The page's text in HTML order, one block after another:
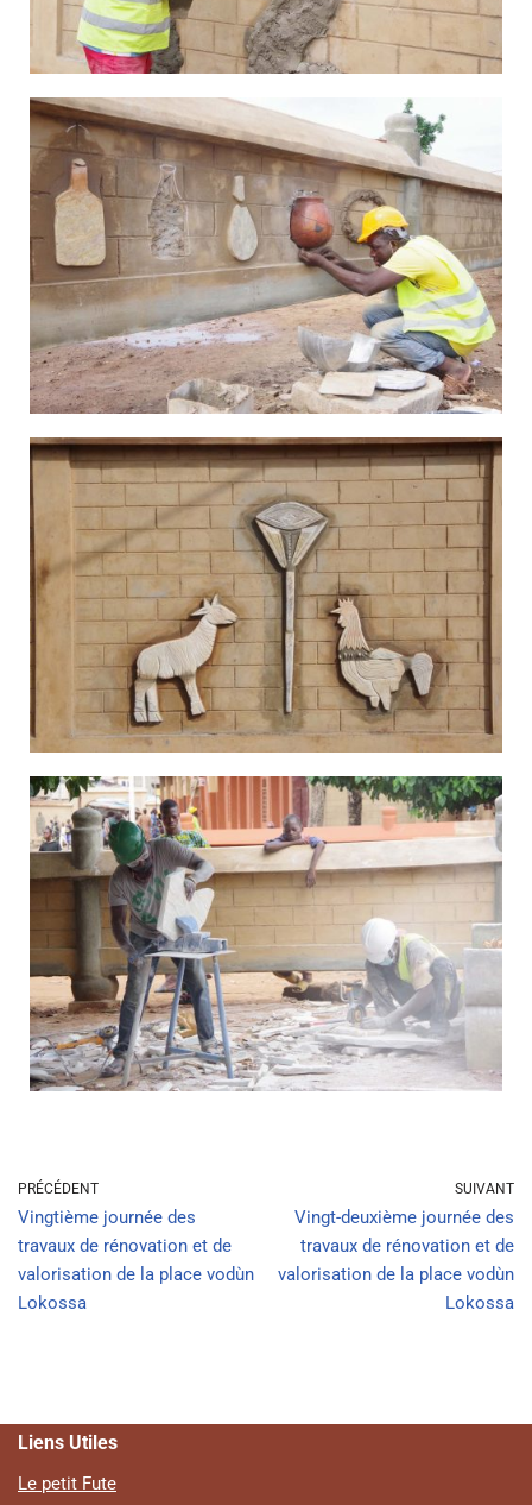
PRÉCÉDENT
Vingtième journée des
travaux de rénovation et de
valorisation de la place vodùn
Lokossa
SUIVANT
Vingt-deuxième journée des
travaux de rénovation et de
valorisation de la place vodùn
Lokossa
Liens Utiles
Le petit Fute